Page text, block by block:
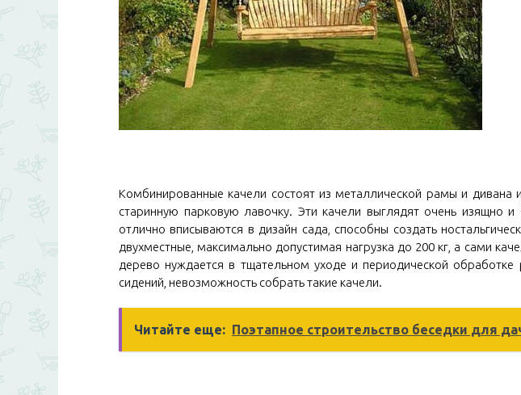
Комбинированные качели состоят из металлической рамы и дивана
старинную парковую лавочку. Эти качели выглядят очень изящно и
отлично вписываются в дизайн сада, способны создать
двухместные, максимально допустимая нагрузка до 200 кг, а сами
дерево нуждается в тщательном уходе и периодической обработке
сидений, невозможность собрать такие качели.
Читайте еще: Поэтапное строительство беседки для